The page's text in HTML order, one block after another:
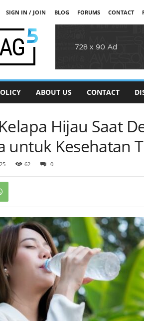
SIGN IN / JOIN BLOG FORUMS CONTACT
ABOUT US CONTACT
Hijau Saat
untuk Kesehatan
62 0